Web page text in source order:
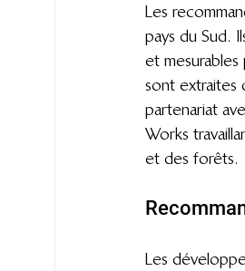
Les
pays du Sud.
et
sont extraites
partenariat
Works
et des forêts.
Les